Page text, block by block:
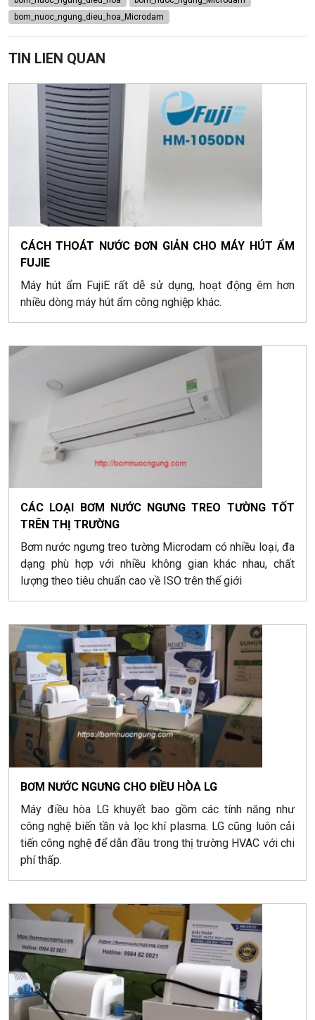
bom_nuoc_ngung_dieu_hoa_Microdam
TIN LIEN QUAN
CÁCH THOÁT NƯỚC ĐƠN GIẢN CHO MÁY HÚT ẨM
FUJIE
Máy hút ẩm FujiE rất dễ sử dụng, hoạt động êm hơn
nhiều dòng máy hút ẩm công nghiệp khác.
CÁC LOẠI BƠM NƯỚC NGƯNG TREO TƯỜNG TỐT
TRÊN THỊ TRƯỜNG
Bơm nước ngưng treo tường Microdam có nhiều loại, đa
dạng phù hợp với nhiều không gian khác nhau, chất
lượng theo tiêu chuẩn cao về ISO trên thế giới
BƠM NƯỚC NGƯNG CHO ĐIỀU HÒA LG
Máy điều hòa LG khuyết bao gồm các tính năng như
công nghệ biến tần và lọc khí plasma. LG cũng luôn cải
tiến công nghệ để dẫn đầu trong thị trường HVAC với chi
phí thấp.